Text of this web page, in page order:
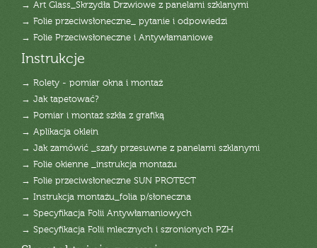
→ Art Glass_Skrzydła Drzwiowe z panelami szklanymi
→ Folie przeciwsłoneczne_ pytanie i odpowiedzi
→ Folie Przeciwsłoneczne i Antywłamaniowe
Instrukcje
→ Rolety - pomiar okna i montaż
→ Jak tapetować?
→ Pomiar i montaż szkła z grafiką
→ Aplikacja oklein
→ Jak zamówić _szafy przesuwne z panelami szklanymi
→ Folie okienne _instrukcja montażu
→ Folie przeciwsłoneczne SUN PROTECT
→ Instrukcja montażu_folia p/słoneczna
→ Specyfikacja Folii Antywłamaniowych
→ Specyfikacja Folii mlecznych i szronionych PZH